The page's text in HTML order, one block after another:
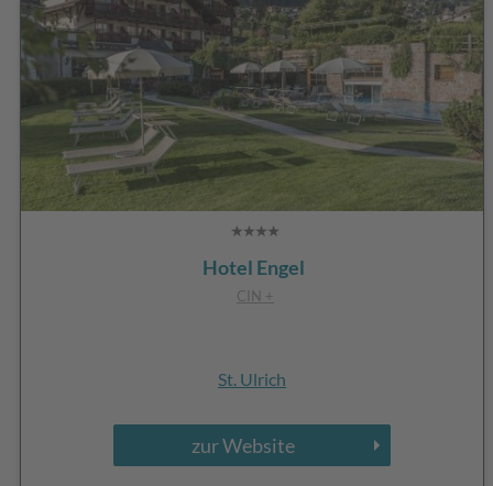
Hotel Engel
CIN +
St. Ulrich
zur Website